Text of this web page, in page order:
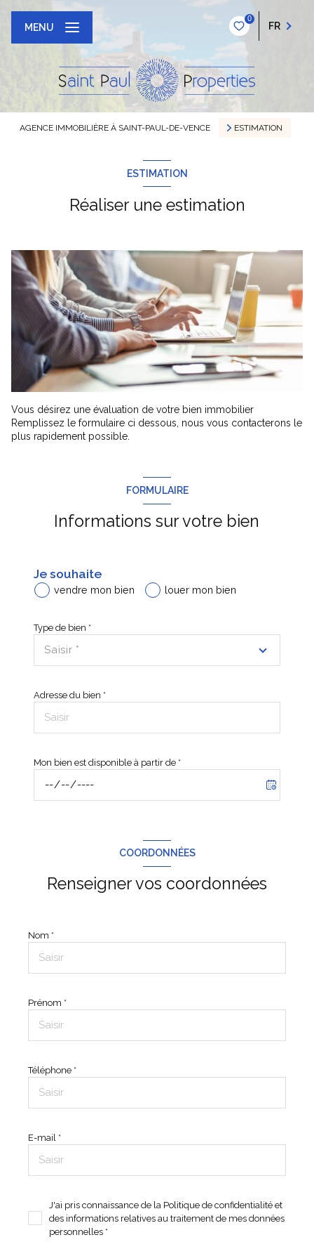
0
FR
MENU
AGENCE IMMOBILIÈRE À SAINT-PAUL-DE-VENCE ESTIMATION
ESTIMATION
Réaliser une estimation
Vous désirez une évaluation de votre bien immobilier
Remplissez le formulaire ci dessous, nous vous contacterons le
plus rapidement possible.
FORMULAIRE
Informations sur votre bien
Je souhaite
vendre mon bien louer mon bien
Type de bien *
Saisir *
Adresse du bien *
Mon bien est disponible à partir de *
COORDONNÉES
Renseigner vos coordonnées
Nom *
Prénom *
Téléphone *
E-mail *
J'ai pris connaissance de la Politique de confidentialité et
des informations relatives au traitement de mes données
personnelles *